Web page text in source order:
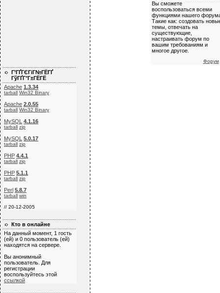
Г’ГҐГЄГіГ№ГЁГҐ
ГўГҐГ°Г±ГЁГЁ
Apache 1.3.34
tarball Win32 Binary
Apache 2.0.55
tarball Win32 Binary
MySQL 4.1.16
tarball zip
MySQL 5.0.17
tarball zip
PHP 4.4.1
tarball zip
PHP 5.1.1
tarball zip
Perl 5.8.7
tarball win
// 20-12-2005
Кто в онлайне
На данный момент, 1 гость
(ей) и 0 пользователь (ей)
находятся на сервере.
Вы анонимный
пользователь. Для
регистрации
воспользуйтесь этой
ссылкой
Вы сможете
воспользоваться всеми
функциями нашего
Такие как: создовать
темы, отвечать на
существующие,
настраивать форум по
вашим требованиям и
многое другое.
Форум